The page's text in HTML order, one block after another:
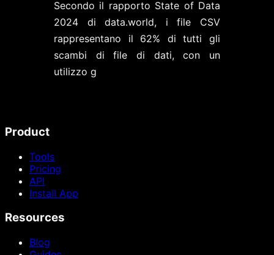
Secondo il rapporto State of Data
2024 di data.world, i file CSV
rappresentano il 62% di tutti gli
scambi di file di dati, con un
utilizzo g
Product
Tools
Pricing
API
Install App
Resources
Blog